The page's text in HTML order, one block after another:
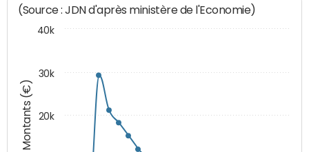
Montants (€)
(Source : JDN d'après ministère de l'Economie)
20k
30k
40k